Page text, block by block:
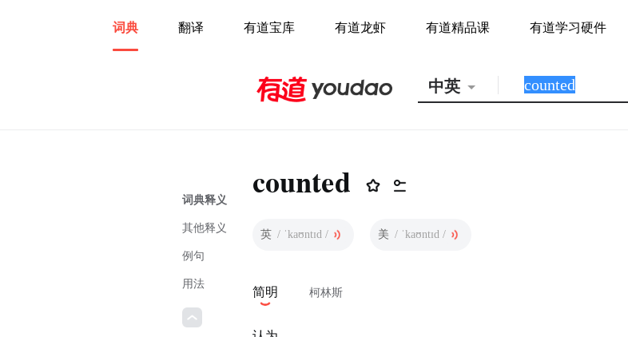
词典 翻译 有道宝库 有道龙虾 有道精品课 有道学习硬件
中英
词典释义
其他释义
例句
用法
counted
英 / ˈkaʊntɪd / 美 / ˈkaʊntɪd /
简明 柯林斯